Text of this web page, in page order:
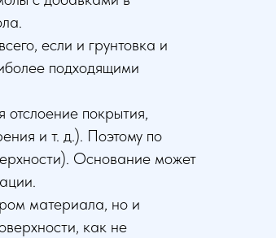
если и грунтовка и
подходящими
покрытия,
и т. д.). Поэтому по
Основание может
материала, но и
как не